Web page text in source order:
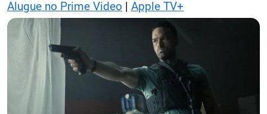
Alugue no Prime Video | Apple TV+